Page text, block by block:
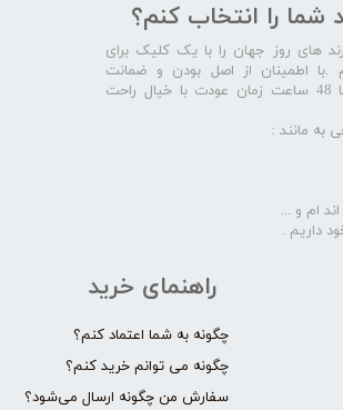
راهنمای خرید
چگونه به شما اعتماد کنم؟
چگونه می توانم خرید کنم؟
سفارش من چگونه ارسال می‌شود؟
شما را انتخاب کنم؟
های روز جهان را با یک کلیک برای
.با اطمینان از اصل بودن و ضمانت
اصالت کالا با 48 ساعت زمان عودت با خیال راحت
به مانند :
داریم .​​​​​​​